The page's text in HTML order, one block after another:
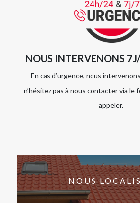
NOUS INTERVENONS
En cas d’urgence, nous
n’hésitez pas à nous contacter via le
appeler.
NOUS